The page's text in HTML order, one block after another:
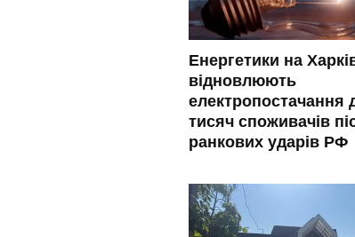
Енергетики на
відновлюють
електропостачання
тисяч споживачів
ранкових ударів РФ